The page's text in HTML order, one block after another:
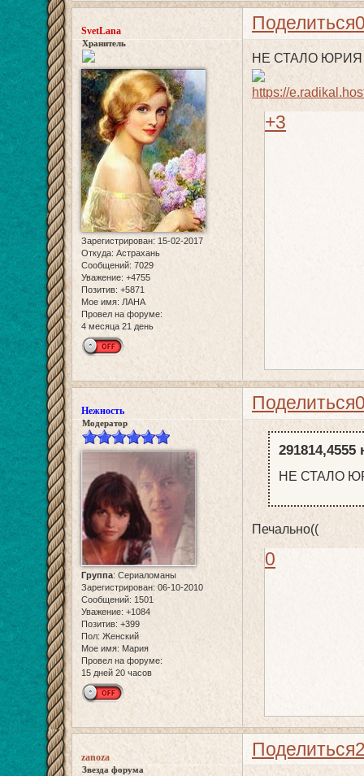
Поделиться
SvetLana
Хранитель
Зарегистрирован: 15-02-2017
Откуда: Астрахань
Сообщений: 7029
Уважение: +4755
Позитив: +5871
Мое имя: ЛАНА
Провел на форуме:
4 месяца 21 день
НЕ СТАЛО ЮРИЯ
+3
Поделиться
Нежность
Модератор
Группа: Сериаломаны
Зарегистрирован: 06-10-2010
Сообщений: 1501
Уважение: +1084
Позитив: +399
Пол: Женский
Мое имя: Мария
Провел на форуме:
15 дней 20 часов
291814,4555
НЕ СТАЛО
Печально((
0
Поделиться
zanoza
Звезда форума